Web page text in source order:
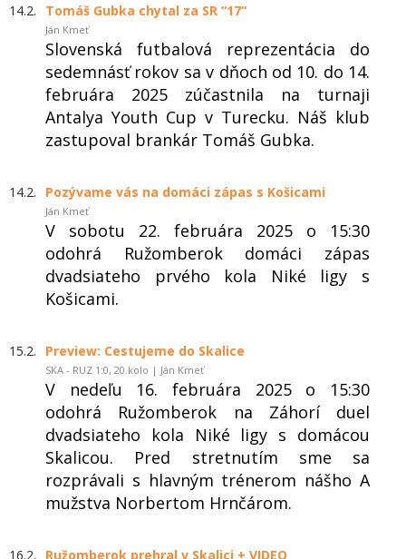
14.2. Tomáš Gubka chytal za SR “17“
Ján Kmeť
Slovenská futbalová reprezentácia do
sedemnásť rokov sa v dňoch od 10. do 14.
februára 2025 zúčastnila na turnaji
Antalya Youth Cup v Turecku. Náš klub
zastupoval brankár Tomáš Gubka.
14.2. Pozývame vás na domáci zápas s Košicami
Ján Kmeť
V sobotu 22. februára 2025 o 15:30
odohrá Ružomberok domáci zápas
dvadsiateho prvého kola Niké ligy s
Košicami.
15.2. Preview: Cestujeme do Skalice
SKA - RUZ 1:0, 20.kolo | Ján Kmeť
V nedeľu 16. februára 2025 o 15:30
odohrá Ružomberok na Záhorí duel
dvadsiateho kola Niké ligy s domácou
Skalicou. Pred stretnutím sme sa
rozprávali s hlavným trénerom nášho A
mužstva Norbertom Hrnčárom.
16.2. Ružomberok prehral v Skalici + VIDEO